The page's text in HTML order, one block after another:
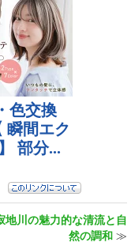
地川の魅力的な清流と自
然の調和 ≫